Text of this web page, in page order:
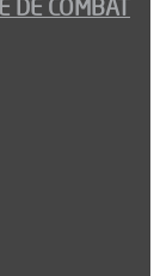
DE COMBAT